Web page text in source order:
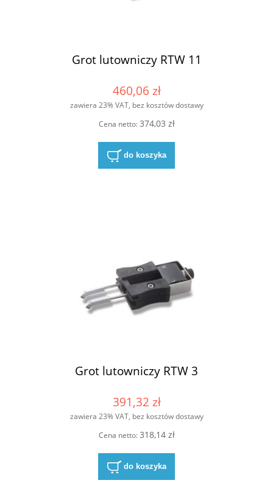
Grot lutowniczy RTW 11
460,06 zł
zawiera 23% VAT, bez kosztów dostawy
Cena netto:374,03 zł
do koszyka
Grot lutowniczy RTW 3
391,32 zł
zawiera 23% VAT, bez kosztów dostawy
Cena netto:318,14 zł
do koszyka